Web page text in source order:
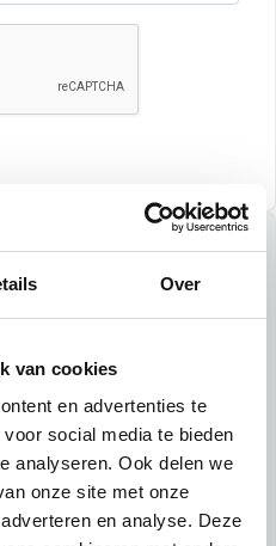
Over
van cookies
en advertenties te
social media te bieden
analyseren. Ook delen we
onze site met onze
en analyse. Deze
en geef de volgende
werkzoekend